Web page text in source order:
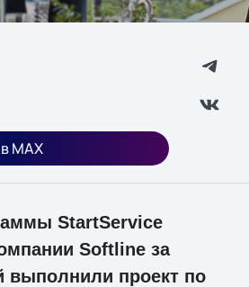
MAX
StartService
Softline за
выполнили проект по